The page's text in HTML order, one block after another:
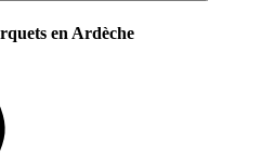
en Ardèche